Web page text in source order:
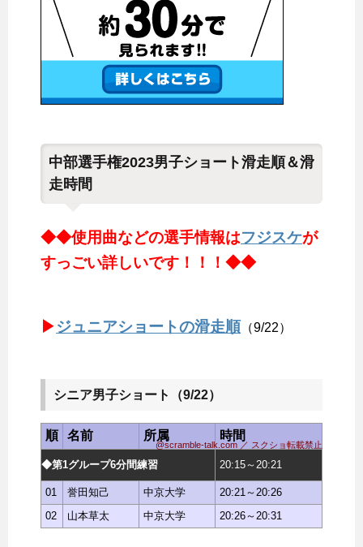
中部選手権2023男子ショート滑走順＆滑
走時間
◆◆使用曲などの選手情報はフジスケが
すっごい詳しいです！！！◆◆
▶ジュニアショートの滑走順 （9/22）
シニア男子ショート（9/22）
@scramble-talk.com ／ スクショ転載禁止
順 名前 所属 時間
◆第1グループ6分間練習 20:15～20:21
01 誉田知己 中京大学
20:21～20:26
02
山本草太 中京大学 20:26～20:31